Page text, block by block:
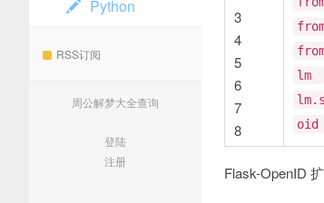
Python
RSS订阅
周公解梦大全查询
登陆
注册
3
4
5
6
7
8
lm
oid
Flask-OpenID